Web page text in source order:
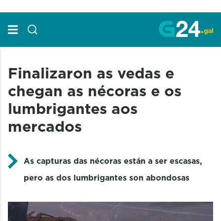
Finalizaron as vedas e
chegan as nécoras e os
lumbrigantes aos
mercados
As capturas das nécoras están a ser escasas,
pero as dos lumbrigantes son abondosas